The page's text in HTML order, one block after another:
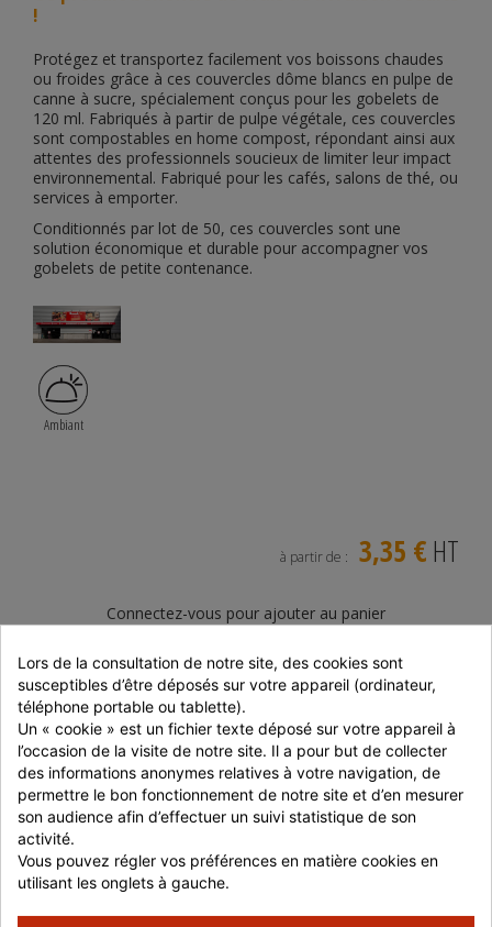
!
Protégez et transportez facilement vos boissons chaudes
ou froides grâce à ces couvercles dôme blancs en pulpe de
canne à sucre, spécialement conçus pour les gobelets de
120 ml. Fabriqués à partir de pulpe végétale, ces couvercles
sont compostables en home compost, répondant ainsi aux
attentes des professionnels soucieux de limiter leur impact
environnemental. Fabriqué pour les cafés, salons de thé, ou
services à emporter.
Conditionnés par lot de 50, ces couvercles sont une
solution économique et durable pour accompagner vos
gobelets de petite contenance.
Ambiant
à partir de : 3,35 € HT
Connectez-vous pour ajouter au panier
JE ME CONNECTE
JE M'INSCRIS
En stock
Livraison 48 / 72 H en France
Retrait possible en magasin
Paiement 100% sécurisé
Lors de la consultation de notre site, des cookies sont
susceptibles d’être déposés sur votre appareil (ordinateur,
téléphone portable ou tablette).
Un « cookie » est un fichier texte déposé sur votre appareil à
l’occasion de la visite de notre site. Il a pour but de collecter
des informations anonymes relatives à votre navigation, de
permettre le bon fonctionnement de notre site et d’en mesurer
son audience afin d’effectuer un suivi statistique de son
activité.
Vous pouvez régler vos préférences en matière cookies en
utilisant les onglets à gauche.